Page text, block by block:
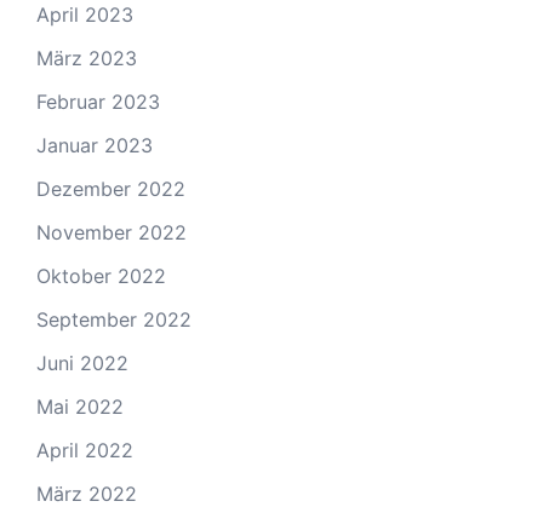
April 2023
März 2023
Februar 2023
Januar 2023
Dezember 2022
November 2022
Oktober 2022
September 2022
Juni 2022
Mai 2022
April 2022
März 2022